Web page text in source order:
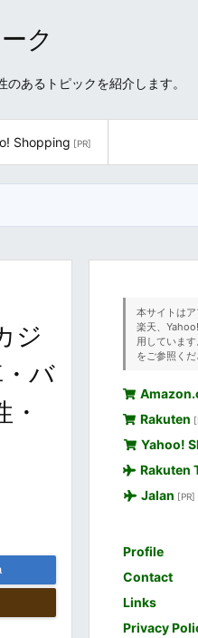
ク
あるトピックを紹介します。
Shopping [PR]
ジ
バ
本サイトはア
楽天、
用していま
をご参照くだ
Rakuten
Yahoo!
Rakuten
Jalan [PR]
Profile
Contact
Links
Privacy